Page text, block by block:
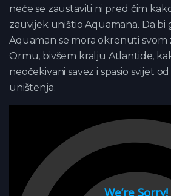
neće se zaustaviti ni pred čim
zauvijek uništio Aquamana. Da bi
Aquaman se mora okrenuti
Ormu, bivšem kralju Atlantide,
neočekivani savez i spasio svijet
uništenja.